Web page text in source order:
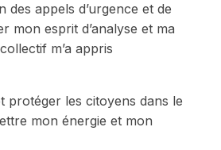
appels d’urgence et de
mon esprit d’analyse et ma
m’a appris
protéger les citoyens dans le
mon énergie et mon